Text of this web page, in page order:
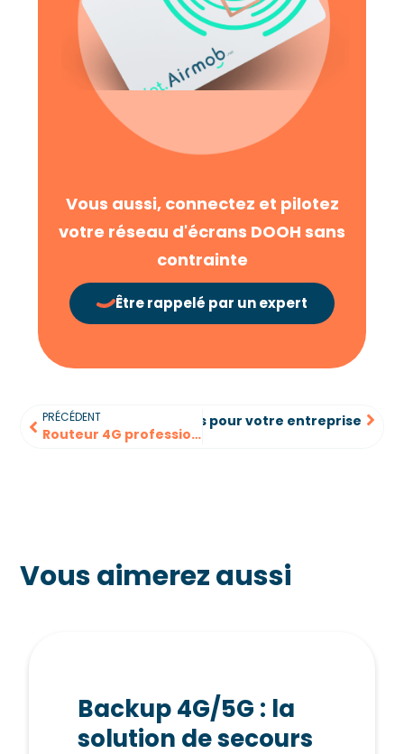
Vous aussi, connectez et pilotez
votre réseau d'écrans DOOH sans
contrainte
Être rappelé par un expert
PRÉCÉDENT
Routeur 4G professionnel & routeur 5G : le guide complet
5G : la solution de secours pour votre entreprise
Backup 4G/5G : la
solution de secours
Vous aimerez aussi